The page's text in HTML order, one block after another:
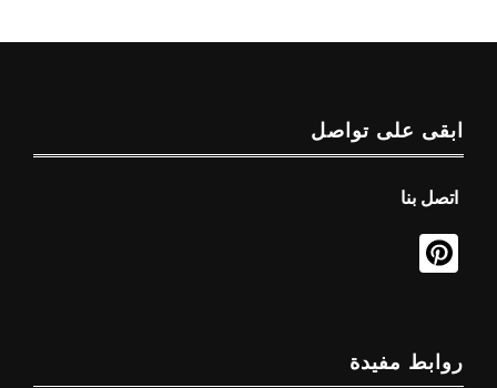
ابقى على تواصل
اتصل بنا
روابط مفيدة